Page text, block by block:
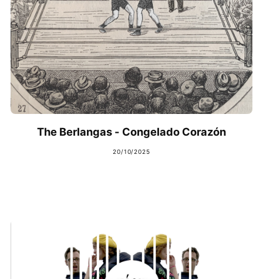
The Berlangas - Congelado Corazón
20/10/2025